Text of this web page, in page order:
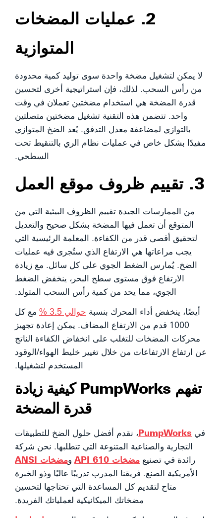
2. عمليات المضخات
المتوازية
لا يمكن لتشغيل مضخة واحدة سوى توليد كمية محدودة
من رأس السحب. لذلك، فإن استراتيجية أخرى لتحسين
قدرة المضخة هي استخدام مضختين تعملان في وقت
واحد. تتضمن هذه التقنية تشغيل مضختين متصلتين
بالتوازي لمضاعفة معدل التدفق. يُعد الضخ المتوازي
مفيدًا بشكل خاص في عمليات نظام الري بالتنقيط تحت
السطحي.
3. تقييم ظروف موقع العمل
من الممارسات الجيدة تقييم الظروف البيئية التي من
المتوقع أن تعمل فيها المضخة بشكل صحيح والتعديل
لتحقيق أقصى قدر من الكفاءة. المعلمة الرئيسية التي
يجب مراعاتها هي الارتفاع الذي ستُجرى فيه عمليات
الضخ. يُمارس الضغط الجوي على كل سائل. مع زيادة
الارتفاع فوق مستوى سطح البحر، ينخفض الضغط
الجوي، مما يحد من كمية رأس السحب المتولد.
أيضًا، ينخفض أداء المحرك بنسبة حوالي 3.5 %
مع كل
1000 قدم من الارتفاع المضاف. يمكن إعادة تجهيز
محركات المضخات للتغلب على انخفاض الكفاءة الناتج
عن ارتفاع الارتفاعات من خلال تغيير خليط الهواء/الوقود
المستخدم لتشغيلها.
تفهم PumpWorks كيفية زيادة
قدرة المضخة
في PumpWorks، نقدم أفضل حلول الضخ للتطبيقات
التجارية والصناعية المتنوعة التي تتطلبها. نحن شركة
رائدة في تصنيع مضخات API 610 ومضخات ANSI
الأمريكية الصنع. فريقنا المدرب تدريبًا عاليًا وذو الخبرة
متاح لتقديم كل المساعدة التي تحتاجها لتحسين
مضخاتك الميكانيكية لعملياتك الفريدة.